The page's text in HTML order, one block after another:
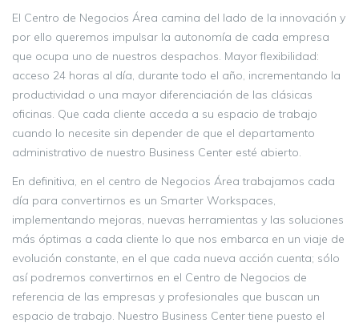
El Centro de Negocios Área camina del lado de la innovación y
por ello queremos impulsar la autonomía de cada empresa
que ocupa uno de nuestros despachos. Mayor flexibilidad:
acceso 24 horas al día, durante todo el año, incrementando la
productividad o una mayor diferenciación de las clásicas
oficinas. Que cada cliente acceda a su espacio de trabajo
cuando lo necesite sin depender de que el departamento
administrativo de nuestro Business Center esté abierto.
En definitiva, en el centro de Negocios Área trabajamos cada
día para convertirnos es un Smarter Workspaces,
implementando mejoras, nuevas herramientas y las soluciones
más óptimas a cada cliente lo que nos embarca en un viaje de
evolución constante, en el que cada nueva acción cuenta; sólo
así podremos convertirnos en el Centro de Negocios de
referencia de las empresas y profesionales que buscan un
espacio de trabajo. Nuestro Business Center tiene puesto el